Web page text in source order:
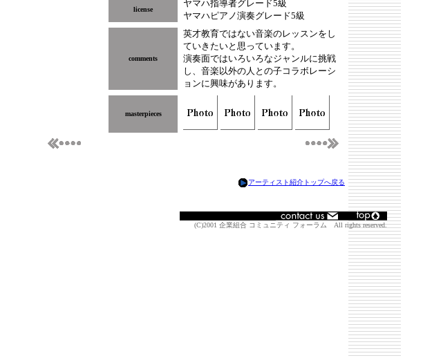
license
ヤマハ指導者グレード5級
ヤマハピアノ演奏グレード5級
comments
英才教育ではない音楽のレッスンをし
ていきたいと思っています。
演奏面ではいろいろなジャンルに挑戦
し、音楽以外の人との子コラボレーシ
ョンに興味があります。
masterpieces
アーティスト紹介トップへ戻る
(C)2001 企業組合 コミュニティ フォーラム All rights reserved.